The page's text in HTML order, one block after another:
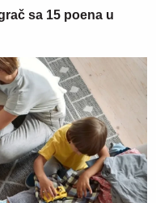
sa 15 poena u